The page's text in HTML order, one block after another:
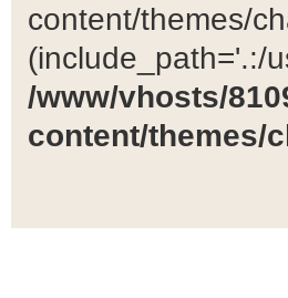
content/themes/
(include_path='.:/
/www/vhosts/
content/themes/